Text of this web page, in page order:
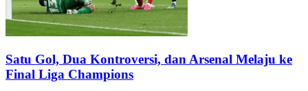
Satu Gol, Dua Kontroversi, dan Arsenal Melaju ke
Final Liga Champions